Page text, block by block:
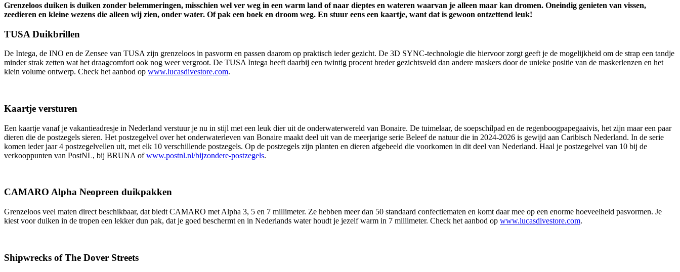
Grenzeloos duiken is duiken zonder belemmeringen, misschien wel ver weg in een warm land of naar dieptes en wateren waarvan je alleen maar kan dromen. Oneindig genieten van vissen,
zeedieren en kleine wezens die alleen wij zien, onder water. Of pak een boek en droom weg. En stuur eens een kaartje, want dat is gewoon ontzettend leuk!
TUSA Duikbrillen
De Intega, de INO en de Zensee van TUSA zijn grenzeloos in pasvorm en passen daarom op praktisch ieder gezicht. De 3D SYNC-technologie die hiervoor zorgt geeft je de mogelijkheid om de strap een tandje
minder strak zetten wat het draagcomfort ook nog weer vergroot. De TUSA Intega heeft daarbij een twintig procent breder gezichtsveld dan andere maskers door de unieke positie van de maskerlenzen en het
klein volume ontwerp. Check het aanbod op www.lucasdivestore.com.
Kaartje versturen
Een kaartje vanaf je vakantieadresje in Nederland verstuur je nu in stijl met een leuk dier uit de onderwaterwereld van Bonaire. De tuimelaar, de soepschilpad en de regenboogpapegaaivis, het zijn maar een paar
dieren die de postzegels sieren. Het postzegelvel over het onderwaterleven van Bonaire maakt deel uit van de meerjarige serie Beleef de natuur die in 2024-2026 is gewijd aan Caribisch Nederland. In de serie
komen ieder jaar 4 postzegelvellen uit, met elk 10 verschillende postzegels. Op de postzegels zijn planten en dieren afgebeeld die voorkomen in dit deel van Nederland. Haal je postzegelvel van 10 bij de
verkooppunten van PostNL, bij BRUNA ofwww.postnl.nl/bijzondere-postzegels.
CAMARO Alpha Neopreen duikpakken
Grenzeloos veel maten direct beschikbaar, dat biedt CAMARO met Alpha 3, 5 en 7 millimeter. Ze hebben meer dan 50 standaard confectiematen en komt daar mee op een enorme hoeveelheid pasvormen. Je
kiest voor duiken in de tropen een lekker dun pak, dat je goed beschermt en in Nederlands water houdt je jezelf warm in 7 millimeter. Check het aanbod op www.lucasdivestore.com.
Shipwrecks of The Dover Streets